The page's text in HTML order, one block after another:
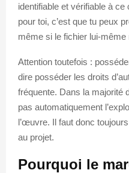
identifiable et vérifiable à
pour toi, c’est que tu peux
même si le fichier lui-même
Attention toutefois :
dire posséder les droits
fréquente. Dans la majorité
pas automatiquement
l’œuvre. Il faut donc
au projet.
Pourquoi le